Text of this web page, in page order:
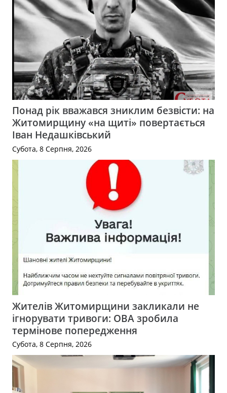
Понад рік вважався зниклим безвісти: на
Житомирщину «на щиті» повертається
Іван Недашківський
Субота, 8 Серпня, 2026
Жителів Житомирщини закликали не
ігнорувати тривоги: ОВА зробила
термінове попередження
Субота, 8 Серпня, 2026